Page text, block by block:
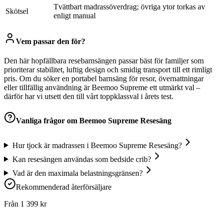
Skötsel
Tvättbart madrassöverdrag; övriga ytor torkas av
enligt manual
Vem passar den för?
Den här hopfällbara resebarnsängen passar bäst för familjer som
prioriterar stabilitet, luftig design och smidig transport till ett rimligt
pris. Om du söker en portabel barnsäng för resor, övernattningar
eller tillfällig användning är Beemoo Supreme ett utmärkt val –
därför har vi utsett den till vårt toppklassval i årets test.
Vanliga frågor om Beemoo Supreme Resesäng
Hur tjock är madrassen i Beemoo Supreme Resesäng?
Kan resesängen användas som bedside crib?
Vad är den maximala belastningsgränsen?
Rekommenderad återförsäljare
Från 1 399 kr